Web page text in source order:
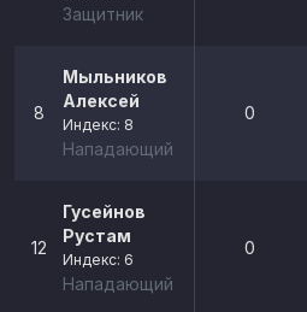
Защитник
8
Мыльников
Алексей
Индекс: 8
Нападающий
0
12
Гусейнов
Рустам
Индекс: 6
Нападающий
0